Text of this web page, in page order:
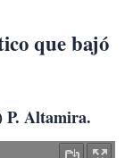
que bajó
P. Altamira.